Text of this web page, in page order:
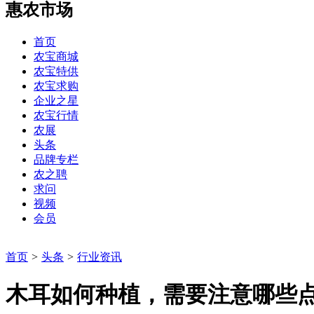
惠农市场
首页
农宝商城
农宝特供
农宝求购
企业之星
农宝行情
农展
头条
品牌专栏
农之聘
求问
视频
会员
首页 > 头条 > 行业资讯
木耳如何种植，需要注意哪些